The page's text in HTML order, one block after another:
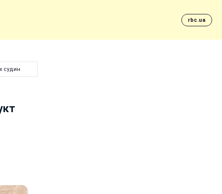
rbc.ua
судин